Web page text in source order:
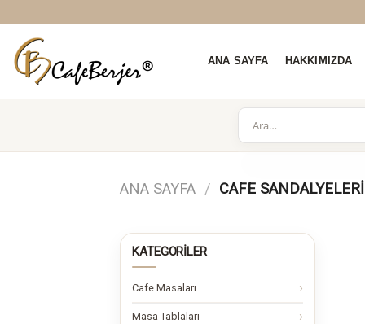
to
content
ANA SAYFA HAKKIMIZDA
ANA SAYFA / CAFE SANDALYELERI
KATEGORILER
Cafe Masaları
Masa Tablaları